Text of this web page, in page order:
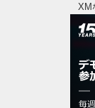
XM